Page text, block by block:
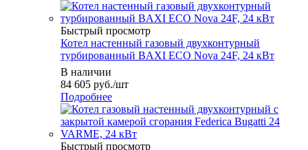
Быстрый просмотр
Котел настенный газовый двухконтурный
турбированный BAXI ECO Nova 24F, 24 кВт
В наличии
84 605 руб./шт
Подробнее
Быстрый просмотр